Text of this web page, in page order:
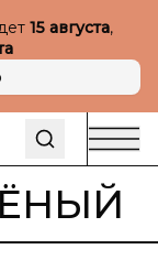
15 августа,